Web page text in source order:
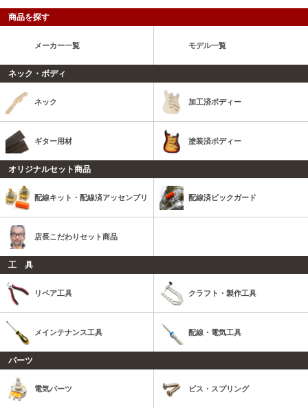
商品を探す
メーカー一覧 モデル一覧
ネック・ボディ
ネック 加工済ボディー
ギター用材 塗装済ボディー
オリジナルセット商品
配線キット・配線済アッセンブリ 配線済ピックガード
店長こだわりセット商品
工 具
リペア工具 クラフト・製作工具
メインテナンス工具 配線・電気工具
パーツ
電気パーツ ビス・スプリング